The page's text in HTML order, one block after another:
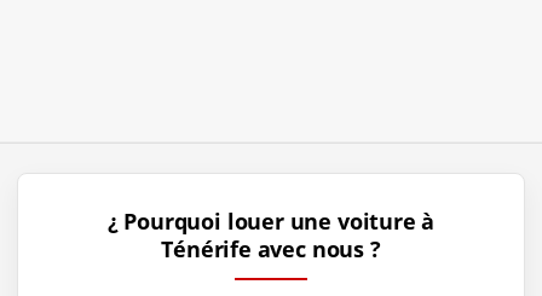
¿ Pourquoi louer une voiture à
Ténérife avec nous ?